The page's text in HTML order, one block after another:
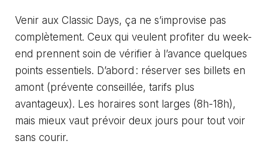
Venir aux Classic Days, ça ne s’improvise pas
complètement. Ceux qui veulent profiter du week-
end prennent soin de vérifier à l’avance quelques
points essentiels. D’abord : réserver ses billets en
amont (prévente conseillée, tarifs plus
avantageux). Les horaires sont larges (8h-18h),
mais mieux vaut prévoir deux jours pour tout voir
sans courir.